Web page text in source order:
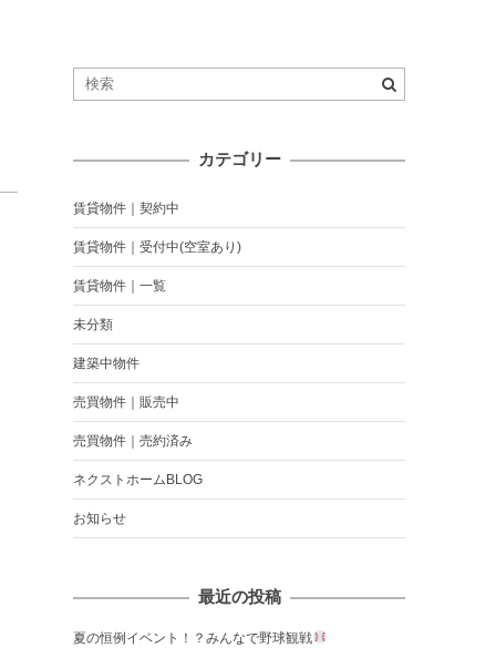
カテゴリー
賃貸物件｜契約中
賃貸物件｜受付中(空室あり)
賃貸物件｜一覧
未分類
建築中物件
売買物件｜販売中
売買物件｜売約済み
ネクストホームBLOG
お知らせ
最近の投稿
夏の恒例イベント！？みんなで野球観戦